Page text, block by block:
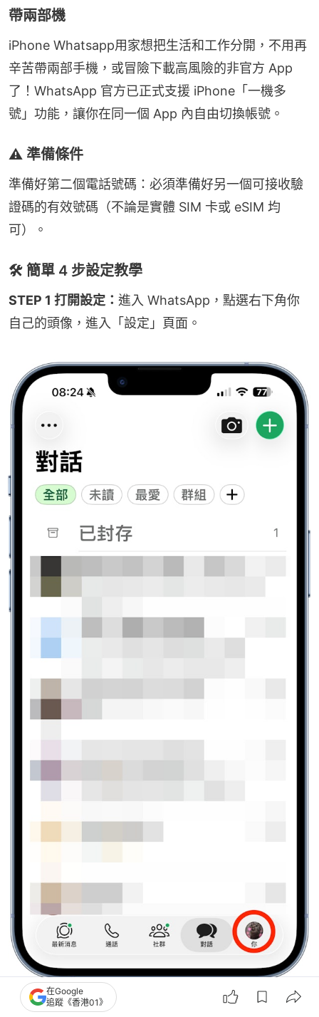
帶兩部機
iPhone Whatsapp用家想把生活和工作分開，不用再
辛苦帶兩部手機，或冒險下載高風險的非官方 App
了！WhatsApp 官方已正式支援 iPhone「一機多
號」功能，讓你在同一個 App 內自由切換帳號。
⚠️ 準備條件
準備好第二個電話號碼：必須準備好另一個可接收驗
證碼的有效號碼（不論是實體 SIM 卡或 eSIM 均
可）。
🛠️ 簡單 4 步設定教學
STEP 1 打開設定： 進入 WhatsApp，點選右下角你
自己的頭像，進入「設定」頁面。
STEP 1 打開設定：進入 WhatsApp，點選右下角你自己的頭像，進入「設定」頁
在Google
追蹤《香港01》